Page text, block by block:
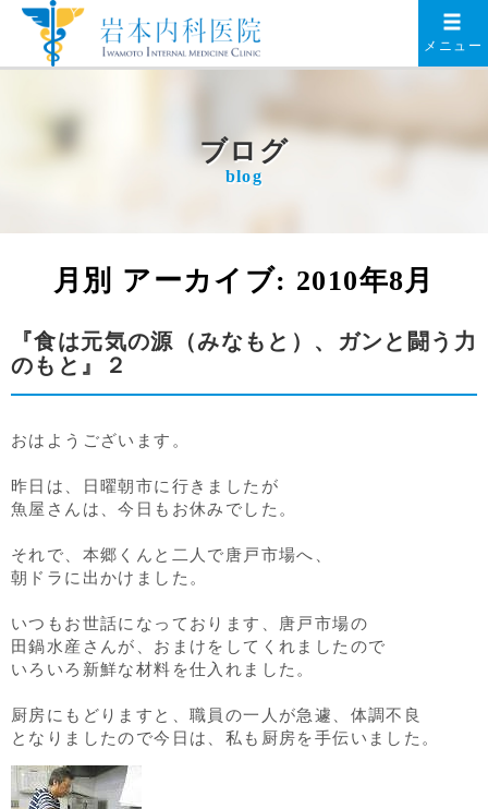
メニュー
ブログ
blog
月別 アーカイブ: 2010年8月
『食は元気の源（みなもと）、ガンと闘う力
のもと』２
おはようございます。
昨日は、日曜朝市に行きましたが
魚屋さんは、今日もお休みでした。
それで、本郷くんと二人で唐戸市場へ、
朝ドラに出かけました。
いつもお世話になっております、唐戸市場の
田鍋水産さんが、おまけをしてくれましたので
いろいろ新鮮な材料を仕入れました。
厨房にもどりますと、職員の一人が急遽、体調不良
となりましたので今日は、私も厨房を手伝いました。